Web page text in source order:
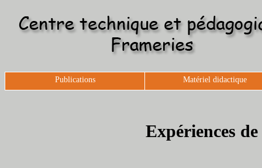
Publications Matériel didactique
Expériences